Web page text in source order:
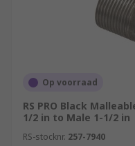
Op voorraad
RS PRO Black
1/2 in to Male 1-1/2 in
RS-stocknr. 257-7940